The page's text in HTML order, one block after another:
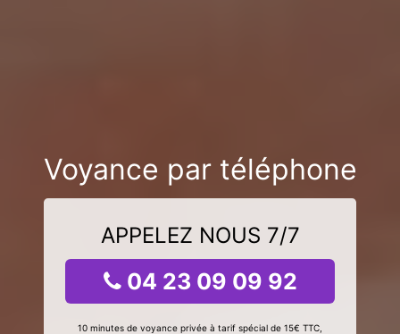
Voyance par téléphone
APPELEZ NOUS 7/7
04 23 09 09 92
10 minutes de voyance privée à tarif spécial de 15€ TTC,